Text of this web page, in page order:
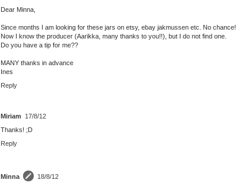
Dear Minna,
Since months I am looking for these jars on etsy, ebay jakmussen etc. No chance!
Now I know the producer (Aarikka, many thanks to you!!), but I do not find one.
Do you have a tip for me??
MANY thanks in advance
Ines
Reply
Miriam 17/8/12
Thanks! ;D
Reply
Minna
18/8/12